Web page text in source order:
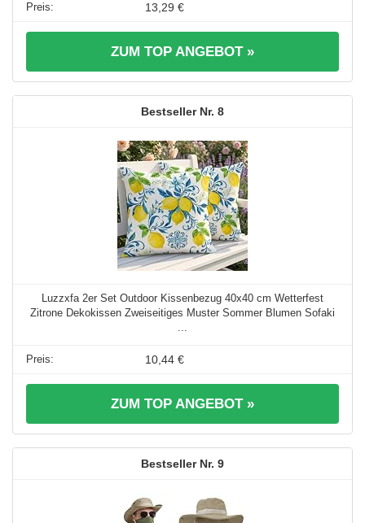
13,29 €
ZUM TOP ANGEBOT »
8
Luzzxfa 2er Set Outdoor Kissenbezug 40x40 cm Wetterfest
Zitrone Dekokissen Zweiseitiges Muster Sommer Blumen Sofaki
...
10,44 €
ZUM TOP ANGEBOT »
9